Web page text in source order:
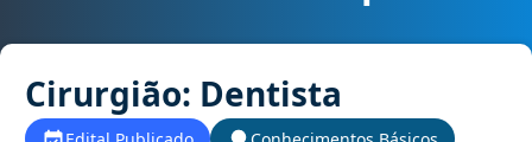
Cirurgião: Dentista